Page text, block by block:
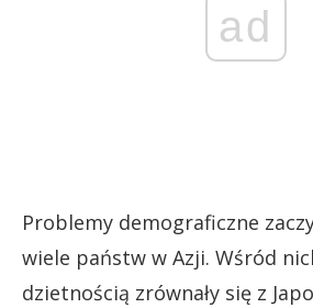
ad
Problemy demograficzne
wiele państw w Azji. Wśród
dzietnością zrównały się z